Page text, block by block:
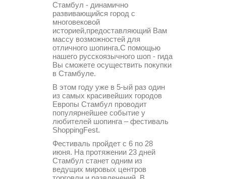
Стамбул - динамично
развивающийся город с
многовековой
историей,предоставляющий Вам
массу возможностей для
отличного шопинга.С помощью
нашего русскоязычного шоп - гида
Вы сможете осуществить покупки
в Стамбуле.
В этом году уже в 5-ый раз один
из самых красивейших городов
Европы Стамбул проводит
популярнейшее событие у
любителей шопинга – фестиваль
ShoppingFest.
Фестиваль пройдет с 6 по 28
июня. На протяжении 23 дней
Стамбул станет одним из
ведущих мировых центров